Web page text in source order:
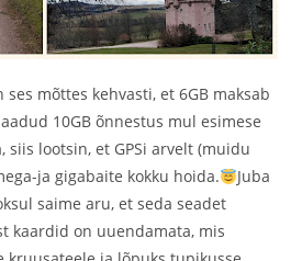
mõttes kehvasti, et 6GB maksab
10GB õnnestus mul esimese
siis lootsin, et GPSi arvelt (muidu
ja gigabaite kokku hoida.
Juba
saime aru, et seda seadet
kaardid on uuendamata, mis